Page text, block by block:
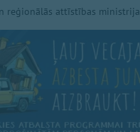
reģionālās attīstības ministrija